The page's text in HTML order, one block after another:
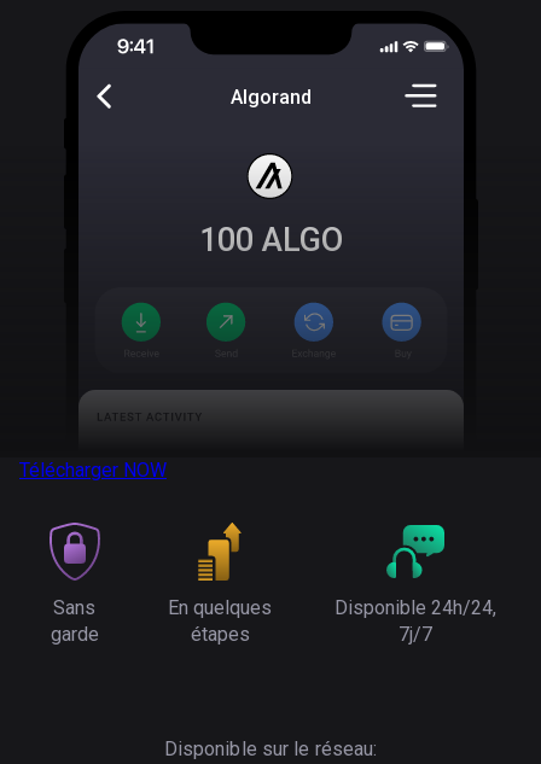
Algorand
100 ALGO
Télécharger NOW
Sans
garde
En quelques
étapes
Disponible 24h/24,
7j/7
Disponible sur le réseau: